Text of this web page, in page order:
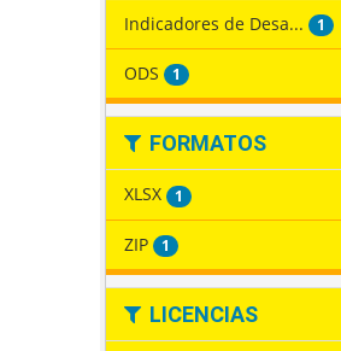
Indicadores de Desa... 1
ODS 1
FORMATOS
XLSX 1
ZIP 1
LICENCIAS